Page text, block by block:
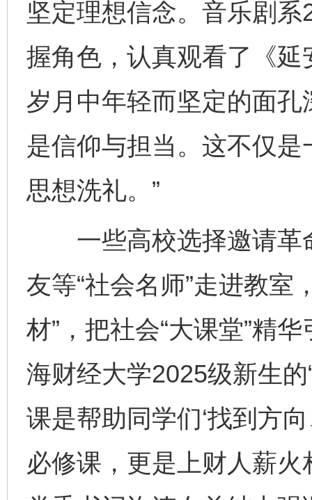
坚定理想信念。音乐剧
握角色，认真观看了《
岁月中年轻而坚定的面孔
是信仰与担当。这不仅
思想洗礼。”
一些高校选择邀请革
友等“社会名师”走进教室
材”，把社会“大课堂”精
海财经大学2025级新生
课是帮助同学们‘找到方
必修课，更是上财人薪火